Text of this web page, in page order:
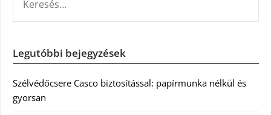
Legutóbbi bejegyzések
Szélvédőcsere Casco biztosítással: papírmunka nélkül és
gyorsan